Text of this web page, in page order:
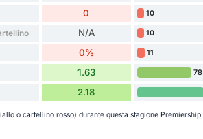
0 10
N/A 10
0% 11
1.63 78
2.18
o cartellino rosso) durante questa stagione Premiership.